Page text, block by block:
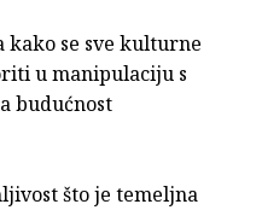
kako se sve kulturne
u manipulaciju s
budućnost
što je temeljna